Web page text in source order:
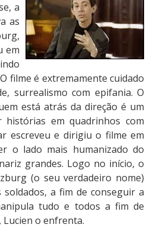
a
as
em
filme é extremamente cuidado
surrealismo com epifania. O
está atrás da direção é um
em quadrinhos com
escreveu e dirigiu o filme em
o lado mais humanizado do
grandes. Logo no início, o
(o seu verdadeiro nome)
a fim de conseguir a
tudo e todos a fim de
o enfrenta.